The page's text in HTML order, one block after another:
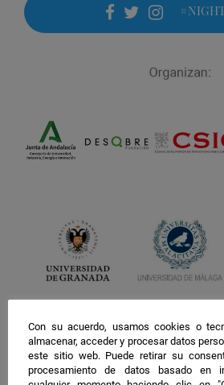
facebook
twitter
instagram
Con su acuerdo, usamos cookies o
almacenar, acceder y procesar datos
este sitio web. Puede retirar su
procesamiento de datos basado en